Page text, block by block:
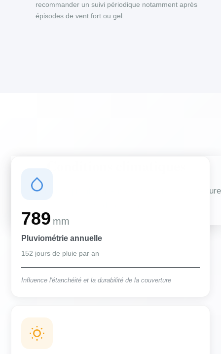
recommander un suivi périodique notamment après
épisodes de vent fort ou gel.
Des conditions qui influencent vos travaux de couverture
789 mm
Pluviométrie annuelle
152 jours de pluie par an
Influence l'étanchéité et la durabilité de la couverture